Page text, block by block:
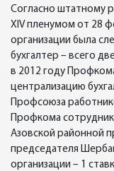
Согласно штатному
ХIV пленумом от 28
организации была
бухгалтер – всего
в 2012 году
централизацию
Профсоюза
Профкома
Азовской районной
председателя
организации – 1